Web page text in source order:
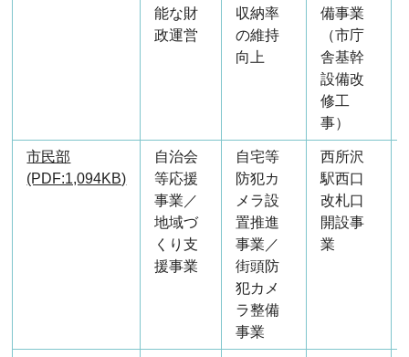
能な財
政運営
収納率
の維持
向上
備事業
（市庁
舎基幹
設備改
修工
事）
市民部
(PDF:1,094KB)
自治会
等応援
事業／
地域づ
くり支
援事業
自宅等
防犯カ
メラ設
置推進
事業／
街頭防
犯カメ
ラ整備
事業
西所沢
駅西口
改札口
開設事
業